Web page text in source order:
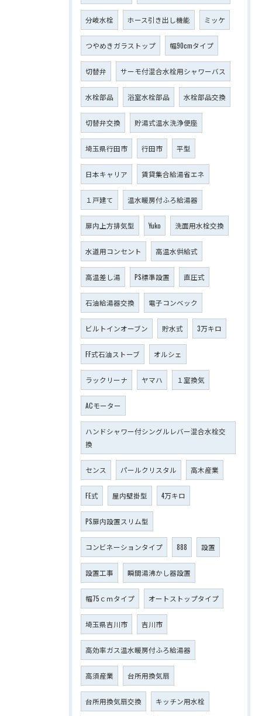
分岐水栓 ホース引き出し機能 ミッケ
つやめきガラストップ 幅90cmタイプ
切替弁 サーモ付混合水栓用シャワーバス
水栓部品 浴室水栓部品 水栓部品交換
切替弁交換 貯湯式温水洗浄便座
埼玉県行田市 行田市 平型
日本キャリア 賃貸集合給湯省エネ
１戸建て 温水暖房付ふろ給湯器
扉内上方排気型 Yuko 洗面用水栓交換
水道用コンセント 高温水供給式
高温差し湯 PS標準設置 直圧式
石油給湯器交換 電子コンベック
ビルトインオーブン 貯水式 3万キロ
FF式石油ストーブ オルシェ
ラックリーナ ヤマハ １室換気
ACモーター
ハンドシャワー付シングルレバー混合水栓交
換
センス パールクリスタル 高木産業
FE式 屋内壁掛型 4万キロ
PS扉内設置スリム型
コンビネーションタイプ 888 設置
設置工事 瞬間湯沸かし器設置
幅75ｃｍタイプ オートストップタイプ
埼玉県吉川市 吉川市
高効率ガス温水暖房付ふろ給湯器
高須産業 台所用換気扇
台所用換気扇交換 キッチン用水栓